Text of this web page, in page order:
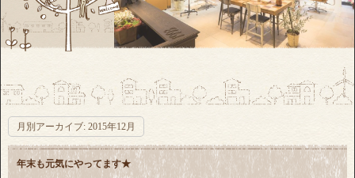
月別アーカイブ: 2015年12月
年末も元気にやってます★